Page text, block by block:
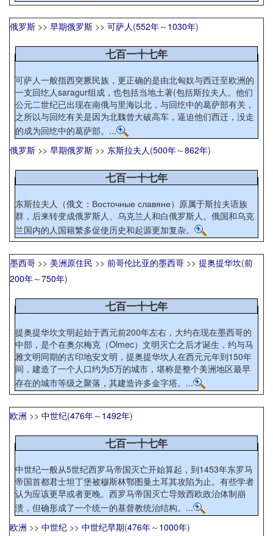
俄罗斯 >> 早期俄罗斯 >> 可萨人(552年～ 1030年)
七百一十七年
可萨人一般指西突厥民族，更正确的是由北匈奴与西迁至欧洲的
一支回纥人saragur组成，也包括当地土著(包括斯拉夫人。他们
公元二世纪已出现在南俄与里海以北，与回纥中的葛萨部有关，
之所以与回纥有关是因为北魏曾大破高车，逼迫他们西迁，没走
的成为回纥中的葛萨部。...
俄罗斯 >> 早期俄罗斯 >> 东斯拉夫人(500年～862年)
七百一十七年
东斯拉夫人（俄文：Восточные славяне）原属于斯拉夫语族
群，后来转变成俄罗斯人、乌克兰人和白俄罗斯人。俄国和乌克
兰国内的人国籍繁多促使历史和起源更加复杂。
墨西哥 >> 美洲原住民 >> 前哥伦比亚的墨西哥 >> 提奥提华坎(前
200年～750年)
七百一十七年
提奥提华坎文明起始于西元前200年左右，大约在现在墨西哥的
中部，是个在奥尔梅克（Olmec）文明灭亡之后才诞生，约与马
雅文明同期的古印地安文明，提奥提华坎人在西元元年到150年
间，建造了一个人口约为5万的城市，堪称是整个美洲地区最早
存在的城市等级之聚落，其建造许多金字塔。...
欧洲 >> 中世纪(476年～ 1492年)
七百一十七年
中世纪一般从5世纪西罗马帝国灭亡开始算起，到1453年东罗马
帝国首都君士坦丁堡被穆斯林鄂图曼土耳其攻陷为止。有些学者
认为应该更早或者更晚。西罗马帝国灭亡导致西欧政治体制崩
溃，但确形成了一个统一的基督教统治结构。...
欧洲 >> 中世纪 >> 中世纪早期(476年～ 1000年)